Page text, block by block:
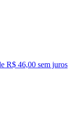
R$ 46,00 sem juros